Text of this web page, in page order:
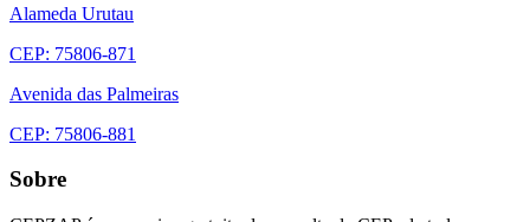
Alameda Urutau
CEP: 75806-871
Avenida das Palmeiras
CEP: 75806-881
Sobre